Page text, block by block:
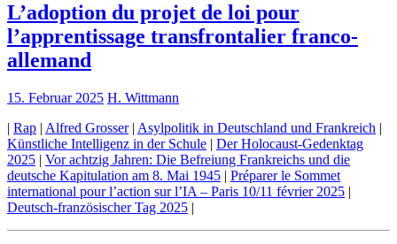
L’adoption du projet de loi pour
l’apprentissage transfrontalier franco-
allemand
15. Februar 2025 H. Wittmann
| Rap | Alfred Grosser| Asylpolitik in Deutschland und Frankreich |
Künstliche Intelligenz in der Schule | Der Holocaust-Gedenktag
2025 | Vor achtzig Jahren: Die Befreiung Frankreichs und die
deutsche Kapitulation am 8. Mai 1945 | Préparer le Sommet
international pour l’action sur l’IA – Paris 10/11 février 2025 |
Deutsch-französischer Tag 2025 |